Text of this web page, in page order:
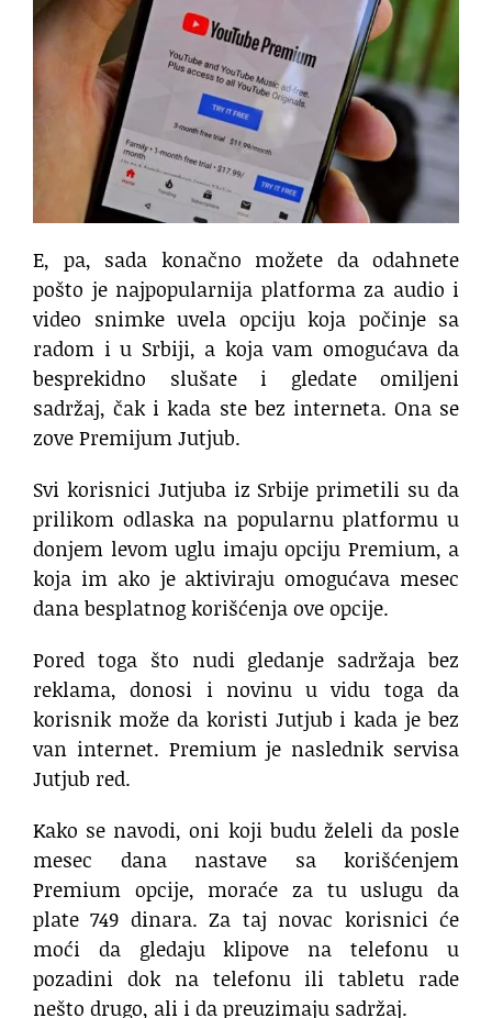
E, pa, sada konačno možete da odahnete
pošto je najpopularnija platforma za audio i
video snimke uvela opciju koja počinje sa
radom i u Srbiji, a koja vam omogućava da
besprekidno slušate i gledate omiljeni
sadržaj, čak i kada ste bez interneta. Ona se
zove Premijum Jutjub.
Svi korisnici Jutjuba iz Srbije primetili su da
prilikom odlaska na popularnu platformu u
donjem levom uglu imaju opciju Premium, a
koja im ako je aktiviraju omogućava mesec
dana besplatnog korišćenja ove opcije.
Pored toga što nudi gledanje sadržaja bez
reklama, donosi i novinu u vidu toga da
korisnik može da koristi Jutjub i kada je bez
van internet. Premium je naslednik servisa
Jutjub red.
Kako se navodi, oni koji budu želeli da posle
mesec dana nastave sa korišćenjem
Premium opcije, moraće za tu uslugu da
plate 749 dinara. Za taj novac korisnici će
moći da gledaju klipove na telefonu u
pozadini dok na telefonu ili tabletu rade
nešto drugo, ali i da preuzimaju sadržaj.